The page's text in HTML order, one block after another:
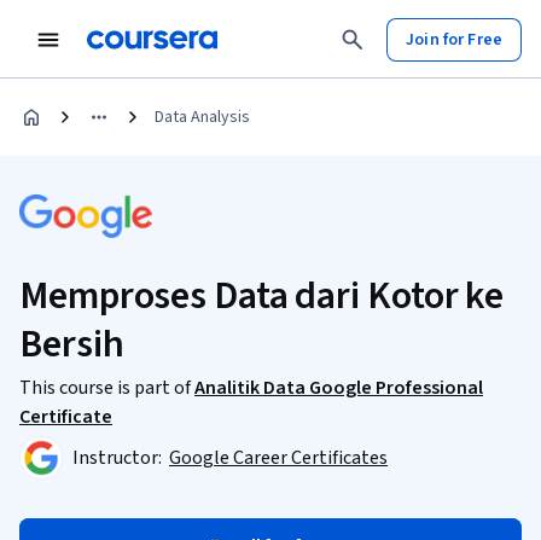
Join for Free
Data Analysis
Memproses Data dari Kotor ke
Bersih
This course is part ofAnalitik Data Google Professional
Certificate
Instructor: Google Career Certificates